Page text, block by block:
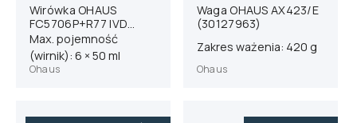
Wirówka OHAUS
FC5706P+R77 IVD
(31012113)
Max. pojemność
(wirnik): 6 × 50 ml
Ohaus
Waga OHAUS AX423/E
(30127963)
Zakres ważenia: 420 g
Ohaus